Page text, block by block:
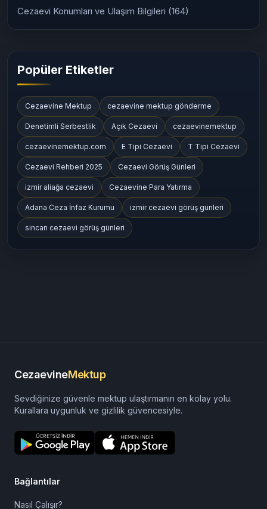
Cezaevi Konumları ve Ulaşım Bilgileri (164)
Popüler Etiketler
Cezaevine Mektup cezaevine mektup gönderme
Denetimli Serbestlik Açık Cezaevi cezaevinemektup
cezaevinemektup.com E Tipi Cezaevi T Tipi Cezaevi
Cezaevi Rehberi 2025 Cezaevi Görüş Günleri
izmir aliağa cezaevi Cezaevine Para Yatırma
Adana Ceza İnfaz Kurumu izmir cezaevi görüş günleri
sincan cezaevi görüş günleri
CezaevineMektup
Sevdiğinize güvenle mektup ulaştırmanın en kolay yolu.
Kurallara uygunluk ve gizlilik güvencesiyle.
Bağlantılar
Nasıl Çalışır?